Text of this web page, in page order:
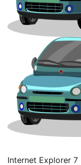
Internet Explorer